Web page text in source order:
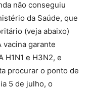
não conseguiu
da Saúde, que
(veja abaixo)
vacina garante
H1N1 e H3N2, e
procurar o ponto de
5 de julho, o